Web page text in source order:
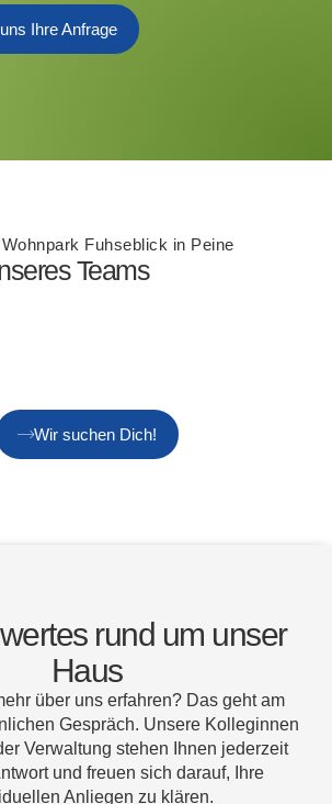
Ihre Anfrage
Fuhseblick in Peine
Teams
Wir suchen Dich!
rund um unser
Haus
über uns erfahren? Das geht am
Gespräch. Unsere Kolleginnen
Verwaltung stehen Ihnen jederzeit
und freuen sich darauf, Ihre
Anliegen zu klären.